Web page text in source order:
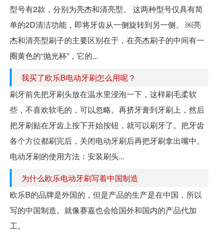
型号有2款，分别为亮杰和清亮型。 这两种型号仅具有简
单的2D清洁功能，即将牙齿从一侧旋转到另一侧。 ￼亮
杰和清亮型刷子的主要区别在于，在亮杰刷子的中间有一
圈黄色的“抛光杯”，它的...
我买了欧乐B电动牙刷怎么用呢？
刷牙前先把牙刷头放在温水里浸泡一下，这样刷毛柔软
些，不喜欢软毛的，可以忽略。再挤牙膏到牙刷上，然后
把牙刷贴在牙齿上按下开始按钮，就可以刷牙了。把牙齿
各个方位都刷完后，关闭电动牙刷后再把牙刷拿出嘴中。
电动牙刷的使用方法：安装刷头...
为什么欧乐电动牙刷写着中国制造
欧乐B的品牌是外国的，但是产品的生产是在中国，所以
写的中国制造。就像赛嘉也会给国外和国内的产品代加
工。